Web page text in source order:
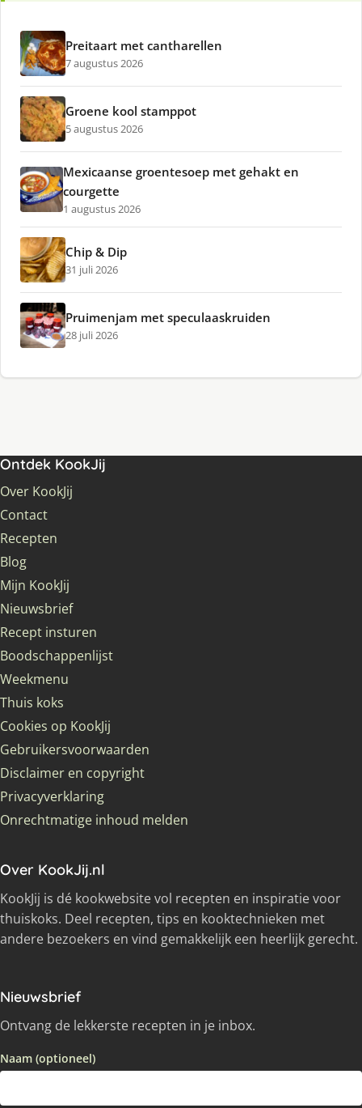
Preitaart met cantharellen
7 augustus 2026
Groene kool stamppot
5 augustus 2026
Mexicaanse groentesoep met gehakt en
courgette
1 augustus 2026
Chip & Dip
31 juli 2026
Pruimenjam met speculaaskruiden
28 juli 2026
Ontdek KookJij
Over KookJij
Contact
Recepten
Blog
Mijn KookJij
Nieuwsbrief
Recept insturen
Boodschappenlijst
Weekmenu
Thuis koks
Cookies op KookJij
Gebruikersvoorwaarden
Disclaimer en copyright
Privacyverklaring
Onrechtmatige inhoud melden
Over KookJij.nl
KookJij is dé kookwebsite vol recepten en inspiratie voor
thuiskoks. Deel recepten, tips en kooktechnieken met
andere bezoekers en vind gemakkelijk een heerlijk gerecht.
Nieuwsbrief
Ontvang de lekkerste recepten in je inbox.
Naam (optioneel)